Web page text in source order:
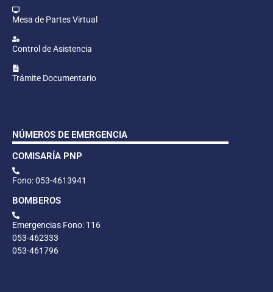
Mesa de Partes Virtual
Control de Asistencia
Trámite Documentario
NÚMEROS DE EMERGENCIA
COMISARÍA PNP
Fono: 053-4613941
BOMBEROS
Emergencias Fono: 116
053-462333
053-461796